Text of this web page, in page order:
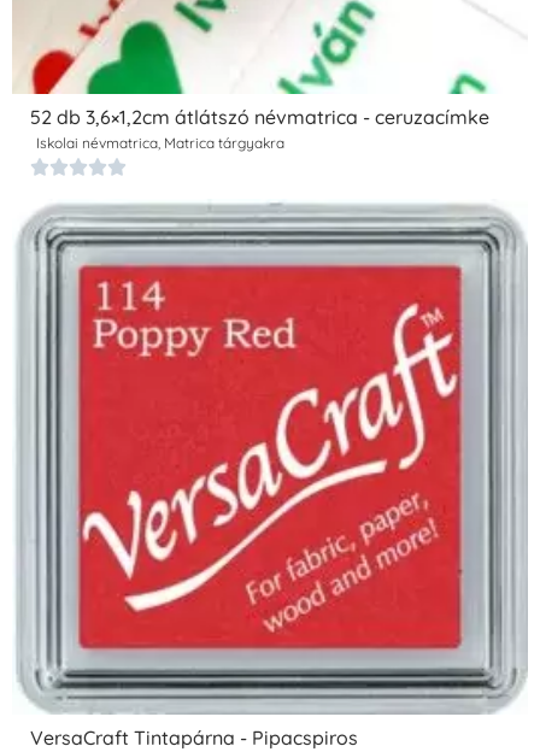
52 db 3,6×1,2cm átlátszó névmatrica - ceruzacímke
Iskolai névmatrica, Matrica tárgyakra

VersaCraft Tintapárna - Pipacspiros